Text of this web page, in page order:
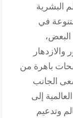
البشرية
في
البعض،
باهرة من
الجانب
إلى
وتدعيم